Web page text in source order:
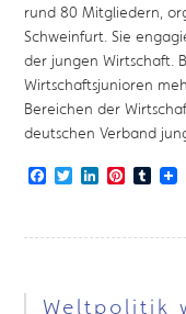
rund 80 Mitgliedern,
Schweinfurt. Sie
der jungen Wirtschaft.
Wirtschaftsjunioren
Bereichen der
deutschen Verband
Facebook
TwitterLinkedIn
Pinterest
Weltpolitik